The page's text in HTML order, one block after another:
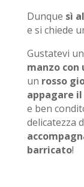
Dunque sì
e si chiede
Gustatevi
manzo con
un rosso
appagare
e ben
delicatezza
barricato!